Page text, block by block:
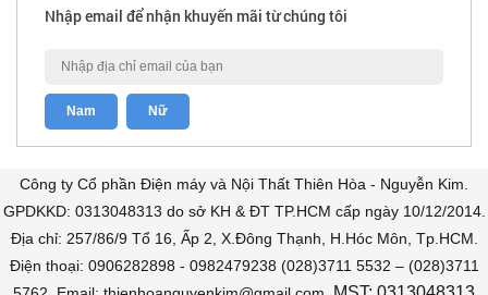
Nhập email để nhận khuyến mãi từ chúng tôi
Công ty Cổ phần Điện máy và Nội Thất Thiên Hòa - Nguyễn Kim.
GPDKKD: 0313048313 do sở KH & ĐT TP.HCM cấp ngày 10/12/2014.
Địa chỉ: 257/86/9 Tổ 16, Ấp 2, X.Đông Thạnh, H.Hóc Môn, Tp.HCM.
Điện thoại: 0906282898 - 0982479238 (028)3711 5532 – (028)3711